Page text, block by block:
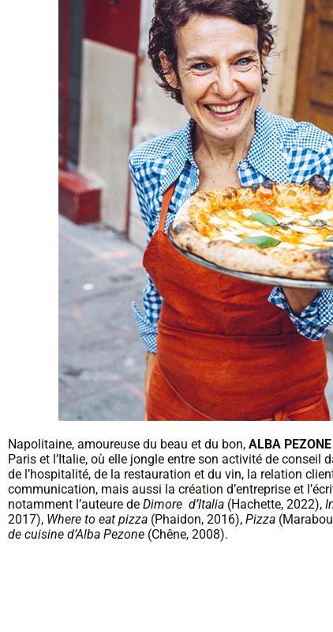
Napolitaine, amoureuse du beau et du bon, ALBA PEZONE
Paris et l’Italie, où elle jongle entre son activité de conseil
de l’hospitalité, de la restauration et du vin, la relation
communication, mais aussi la création d’entreprise et
notamment l’auteure de Dimore d’Italia (Hachette, 2022),
2017), Where to eat pizza (Phaidon, 2016), Pizza
de cuisine d’Alba Pezone (Chêne, 2008).